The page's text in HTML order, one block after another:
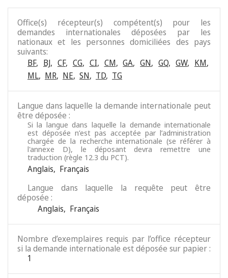
Office(s) récepteur(s) compétent(s) pour les
demandes internationales déposées par les
nationaux et les personnes domiciliées des pays
suivants:
BF, BJ, CF, CG, CI, CM, GA, GN, GQ, GW, KM,
ML, MR, NE, SN, TD, TG
Langue dans laquelle la demande internationale peut
être déposée :
Si la langue dans laquelle la demande internationale
est déposée n’est pas acceptée par l’administration
chargée de la recherche internationale (se référer à
l'annexe D), le déposant devra remettre une
traduction (règle 12.3 du PCT).
Anglais, Français
Langue dans laquelle la requête peut être
déposée :
Anglais, Français
Nombre d’exemplaires requis par l’office récepteur
si la demande internationale est déposée sur papier :
1